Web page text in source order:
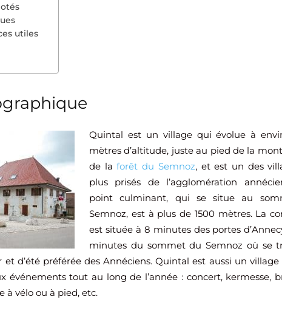
utiles
Quintal est un village qui évolue à
mètres d’altitude, juste au pied de la
de laforêt du Semnoz, et est un des
plus prisés de l’agglomération
point culminant, qui se situe au
Semnoz, est à plus de 1500 mètres. La
est située à 8 minutes des portes
minutes du sommet du Semnoz où se
et d’été préférée des Annéciens. Quintal est aussi un
événements tout au long de l’année : concert, kermesse,
à vélo ou à pied, etc.